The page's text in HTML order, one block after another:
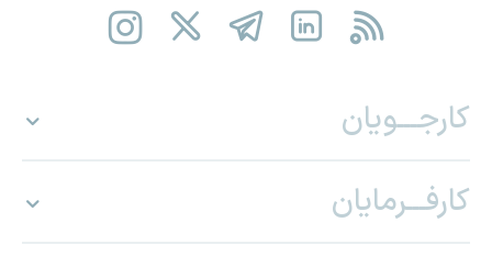
کارجـــویان
کارفـــرمایان